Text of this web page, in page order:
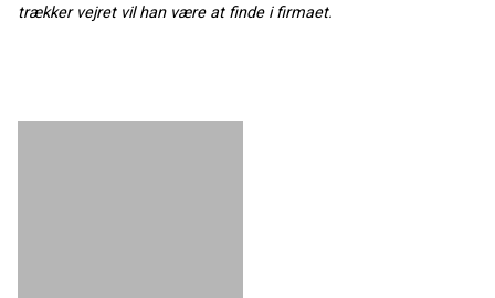
trækker vejret vil han være at finde i firmaet.